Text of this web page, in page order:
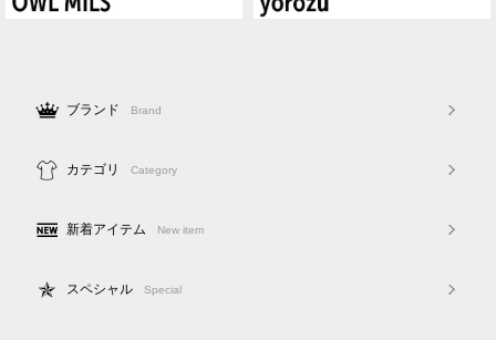
ブランド Brand
カテゴリ Category
新着アイテム New item
スペシャル Special